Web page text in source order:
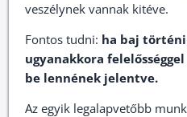
veszélynek vannak kitéve.
Fontos tudni: ha baj
ugyanakkora
be lennének jelentve.
Az egyik legalapvetőbb